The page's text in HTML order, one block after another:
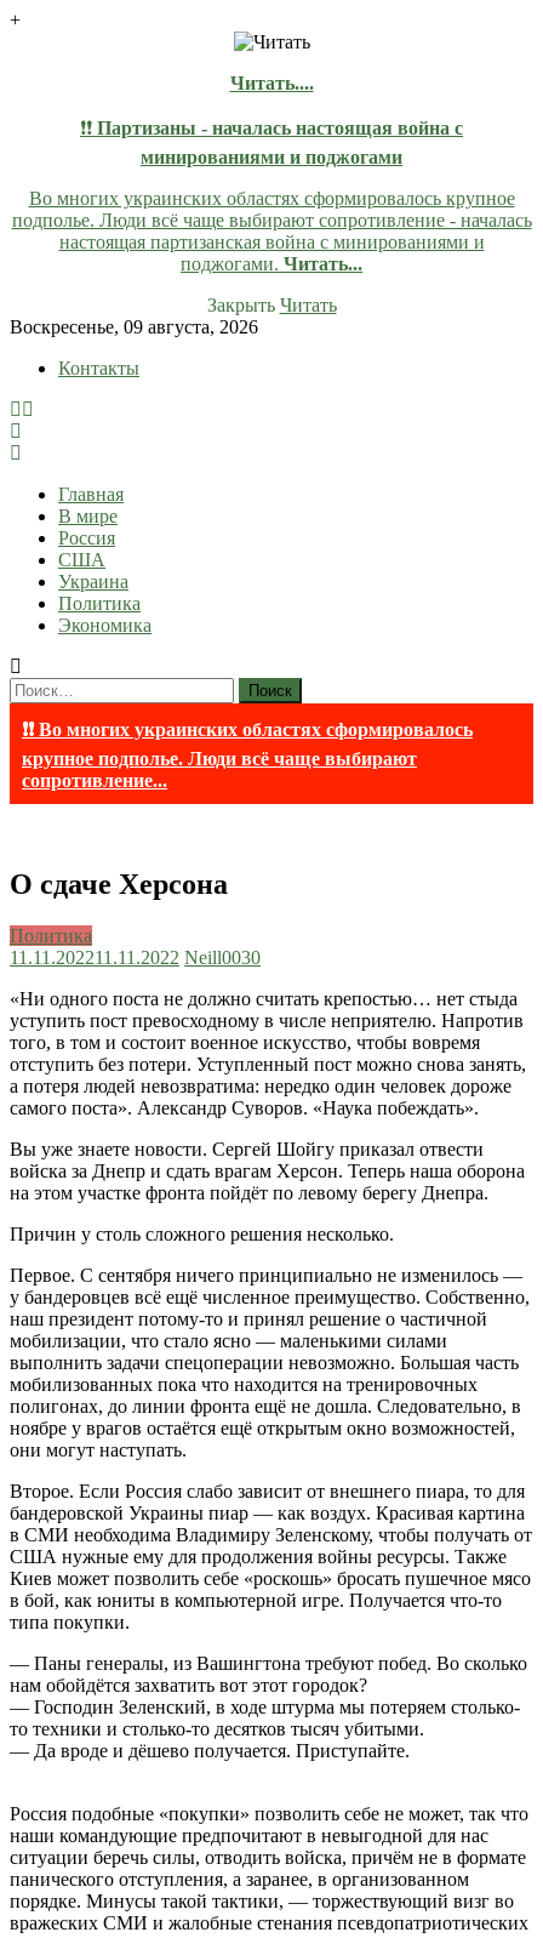
+
Читать....
❗❗ Партизаны - началась настоящая война с
минированиями и поджогами
Во многих украинских областях сформировалось крупное
подполье. Люди всё чаще выбирают сопротивление - началась
настоящая партизанская война с минированиями и
поджогами. Читать...
Закрыть Читать
Skip
content
Воскресенье, 09 августа, 2026
Контакты
lentaruss
lentaruss — Новости
Главная
В мире
Россия
США
Украина
Политика
Экономика
Найти:
❗❗ Во многих украинских областях сформировалось
крупное подполье. Люди всё чаще выбирают
сопротивление...
О сдаче Херсона
Политика
11.11.202211.11.2022 Neill0030
«Ни одного поста не должно считать крепостью… нет стыда
уступить пост превосходному в числе неприятелю. Напротив
того, в том и состоит военное искусство, чтобы вовремя
отступить без потери. Уступленный пост можно снова занять,
а потеря людей невозвратима: нередко один человек дороже
самого поста». Александр Суворов. «Наука побеждать».
Вы уже знаете новости. Сергей Шойгу приказал отвести
войска за Днепр и сдать врагам Херсон. Теперь наша оборона
на этом участке фронта пойдёт по левому берегу Днепра.
Причин у столь сложного решения несколько.
Первое. С сентября ничего принципиально не изменилось —
у бандеровцев всё ещё численное преимущество. Собственно,
наш президент потому-то и принял решение о частичной
мобилизации, что стало ясно — маленькими силами
выполнить задачи спецоперации невозможно. Большая часть
мобилизованных пока что находится на тренировочных
полигонах, до линии фронта ещё не дошла. Следовательно, в
ноябре у врагов остаётся ещё открытым окно возможностей,
они могут наступать.
Второе. Если Россия слабо зависит от внешнего пиара, то для
бандеровской Украины пиар — как воздух. Красивая картина
в СМИ необходима Владимиру Зеленскому, чтобы получать от
США нужные ему для продолжения войны ресурсы. Также
Киев может позволить себе «роскошь» бросать пушечное мясо
в бой, как юниты в компьютерной игре. Получается что-то
типа покупки.
— Паны генералы, из Вашингтона требуют побед. Во сколько
нам обойдётся захватить вот этот городок?
— Господин Зеленский, в ходе штурма мы потеряем столько-
то техники и столько-то десятков тысяч убитыми.
— Да вроде и дёшево получается. Приступайте.
Россия подобные «покупки» позволить себе не может, так что
наши командующие предпочитают в невыгодной для нас
ситуации беречь силы, отводить войска, причём не в формате
панического отступления, а заранее, в организованном
порядке. Минусы такой тактики, — торжествующий визг во
вражеских СМИ и жалобные стенания псевдопатриотических